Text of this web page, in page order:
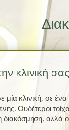
κλινική
κλινική, σε ένα
Ουδέτεροι
διακόσμηση, αλλά